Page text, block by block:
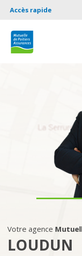
Accès rapide
Votre agence
LOUDUN